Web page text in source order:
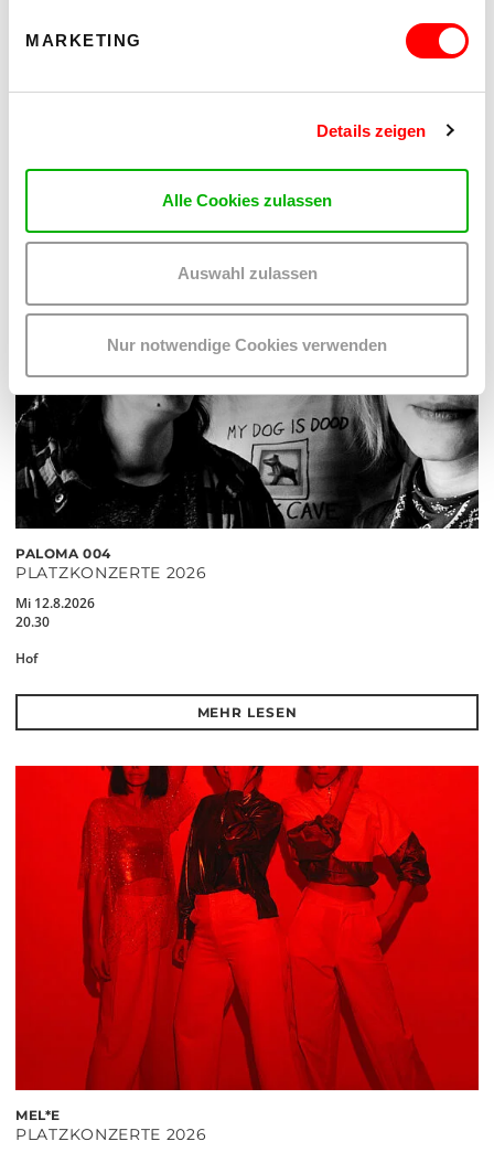
MARKETING
Details zeigen
Alle Cookies zulassen
Auswahl zulassen
Nur notwendige Cookies verwenden
Di 11.8.2026
Hof
PALOMA 004
PLATZKONZERTE 2026
Mi 12.8.2026
20.30
Hof
MEHR LESEN
MEL*E
PLATZKONZERTE 2026